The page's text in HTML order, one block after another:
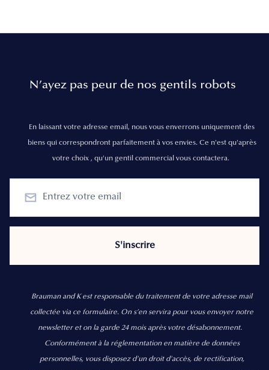
N’ayez pas peur de nos gentils robots
En laissant votre adresse email, nous vous enverrons uniquement des
biens qui correspondront parfaitement à vos envies. Ce n'est qu'après
votre choix , qu'un gentil commercial vous contactera.
Brauman and K est responsable du traitement de votre adresse mail
collectée via ce formulaire. On s’en servira pour vous envoyer notre
newsletter et on la garde 24 mois après votre désabonnement.
Conformément à la réglementation en matière de données
personnelles, vous disposez d'un droit d'accès, de rectification,